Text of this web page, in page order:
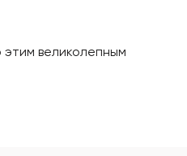
этим великолепным